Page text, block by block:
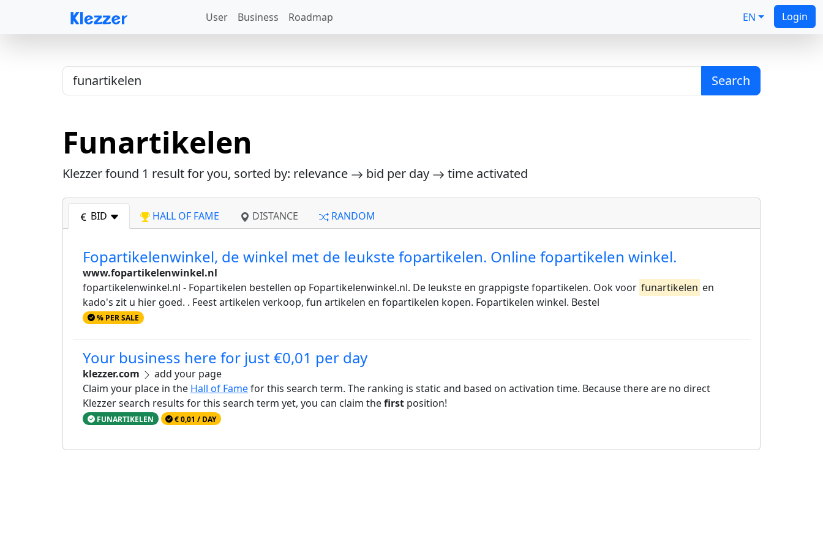
User Business Roadmap EN Login
Search
Funartikelen
Klezzer found 1 result for you, sorted by: relevance bid per day time activated
BID HALL OF FAME DISTANCE RANDOM
Fopartikelenwinkel, de winkel met de leukste fopartikelen. Online fopartikelen winkel.
www.fopartikelenwinkel.nl
fopartikelenwinkel.nl - Fopartikelen bestellen op Fopartikelenwinkel.nl. De leukste en grappigste fopartikelen. Ook voor funartikelen en
kado's zit u hier goed. . Feest artikelen verkoop, fun artikelen en fopartikelen kopen. Fopartikelen winkel. Bestel
% PER SALE
Your business here for just €0,01 per day
klezzer.com
add your page
Claim your place in the Hall of Famefor this search term. The ranking is static and based on activation time. Because there are no direct
Klezzer search results for this search term yet, you can claim thefirst position!
FUNARTIKELEN € 0,01 / DAY